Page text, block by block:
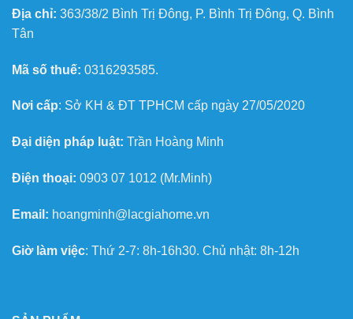
Địa chỉ: 363/38/2 Bình Trị Đông, P. Bình Trị Đông, Q. Bình
Tân
Mã số thuế: 0316293585.
Nơi cấp: Sở KH & ĐT TPHCM cấp ngày 27/05/2020
Đại diện pháp luật: Trần Hoàng Minh
Điện thoại: 0903 07 1012 (Mr.Minh)
Email: hoangminh@lacgiahome.vn
Giờ làm việc: Thứ 2-7: 8h-16h30. Chủ nhật: 8h-12h